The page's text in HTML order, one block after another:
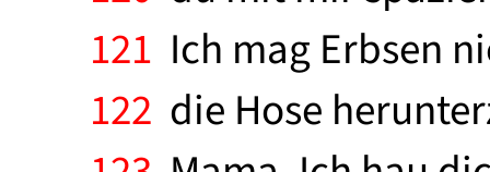
121 Ich mag Erbsen
122 die Hose